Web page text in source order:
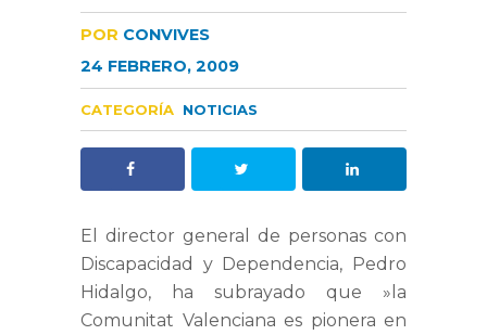
POR CONVIVES
24 FEBRERO, 2009
CATEGORÍA NOTICIAS
El director general de personas con
Discapacidad y Dependencia, Pedro
Hidalgo, ha subrayado que »la
Comunitat Valenciana es pionera en